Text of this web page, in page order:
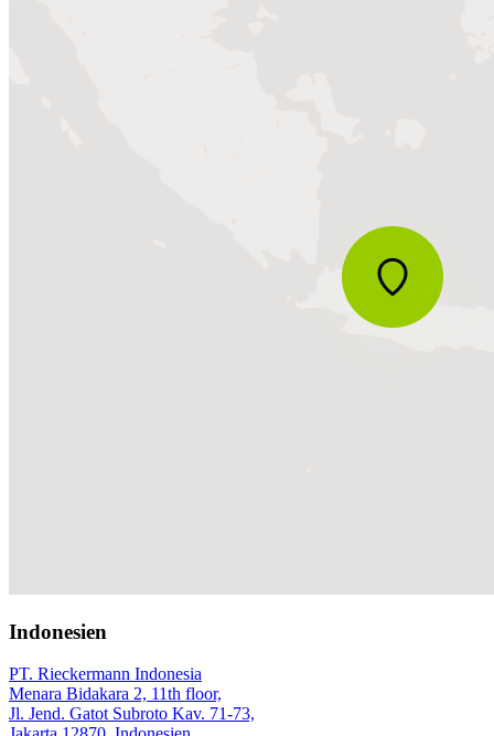
Indonesien
PT. Rieckermann Indonesia
Menara Bidakara 2, 11th floor,
Jl. Jend. Gatot Subroto Kav. 71‑73,